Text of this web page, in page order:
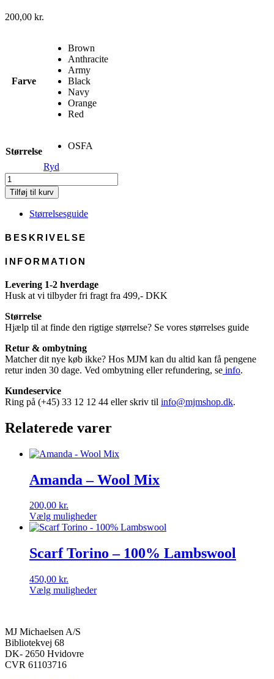
200,00 kr.
Farve
Brown
Anthracite
Army
Black
Navy
Orange
Red
Størrelse
OSFA
Ryd
Beanie
Solid
-
Wool
antal
Tilføj til kurv
Størrelsesguide
BESKRIVELSE
INFORMATION
Levering 1-2 hverdage
Husk at vi tilbyder fri fragt fra 499,- DKK
Størrelse
Hjælp til at finde den rigtige størrelse? Se vores størrelses guide
Retur & ombytning
Matcher dit nye køb ikke? Hos MJM kan du altid kan få pengene
retur inden 30 dage. Ved ombytning eller refundering, se info.
Kundeservice
Ring på (+45) 33 12 12 44 eller skriv til info@mjmshop.dk.
Relaterede varer
Amanda – Wool Mix
200,00 kr.
Vælg muligheder
Dette
har
flere
Mulighederne
kan
varesiden
Scarf Torino – 100% Lambswool
450,00 kr.
Vælg muligheder
flere
varianter.
Mulighederne
kan
MJ Michaelsen A/S
Bibliotekvej 68
DK- 2650 Hvidovre
CVR 61103716